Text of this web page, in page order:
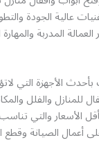
عالية الجودة
المدربة
الأجهزة التي
للمنازل والفلل
الأسعار والتي
أعمال الصيانة وقطع